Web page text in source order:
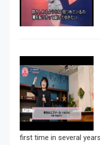
first time in several